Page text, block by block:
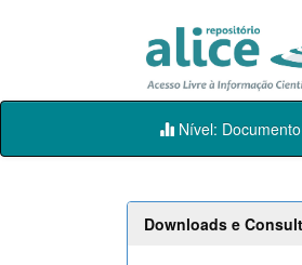
Skip
Nível: Documento
Downloads e